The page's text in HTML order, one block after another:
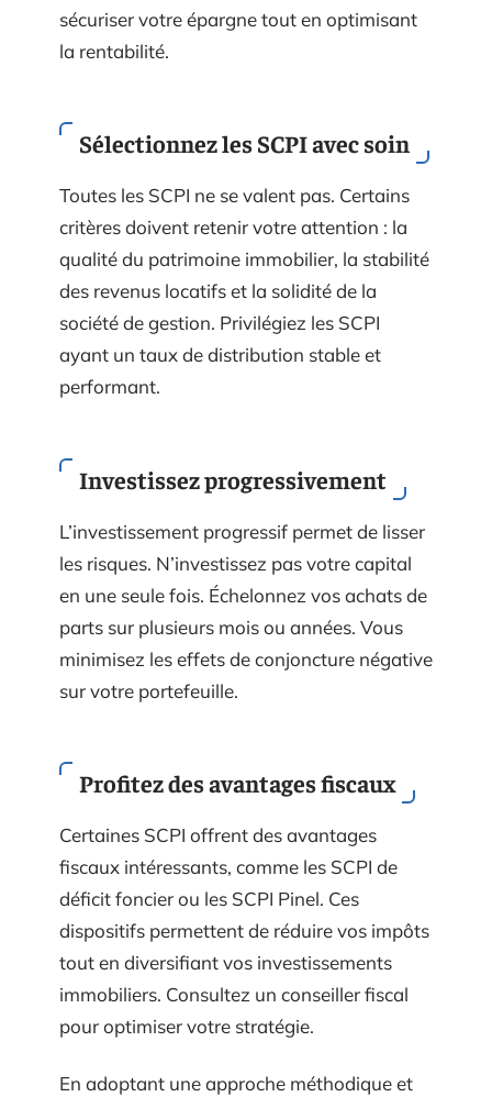
sécuriser votre épargne tout en optimisant
la rentabilité.
Sélectionnez les SCPI avec soin
Toutes les SCPI ne se valent pas. Certains
critères doivent retenir votre attention : la
qualité du patrimoine immobilier, la stabilité
des revenus locatifs et la solidité de la
société de gestion. Privilégiez les SCPI
ayant un taux de distribution stable et
performant.
Investissez progressivement
L’investissement progressif permet de lisser
les risques. N’investissez pas votre capital
en une seule fois. Échelonnez vos achats de
parts sur plusieurs mois ou années. Vous
minimisez les effets de conjoncture négative
sur votre portefeuille.
Profitez des avantages fiscaux
Certaines SCPI offrent des avantages
fiscaux intéressants, comme les SCPI de
déficit foncier ou les SCPI Pinel. Ces
dispositifs permettent de réduire vos impôts
tout en diversifiant vos investissements
immobiliers. Consultez un conseiller fiscal
pour optimiser votre stratégie.
En adoptant une approche méthodique et